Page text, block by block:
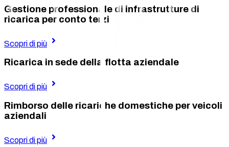
Gestione professionale di infrastrutture di
ricarica per conto terzi
Scopri di più
Ricarica in sede della flotta aziendale
Scopri di più
Rimborso delle ricariche domestiche per veicoli
aziendali
Scopri di più